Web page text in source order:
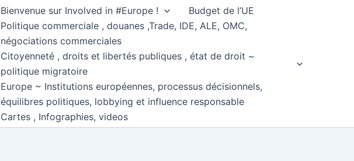
Bienvenue sur Involved in #Europe !
Budget de l’UE
Politique commerciale , douanes ,Trade, IDE, ALE, OMC,
négociations commerciales
Citoyenneté , droits et libertés publiques , état de droit ~
politique migratoire
Europe ~ Institutions européennes, processus décisionnels,
équilibres politiques, lobbying et influence responsable
Cartes , Infographies, videos